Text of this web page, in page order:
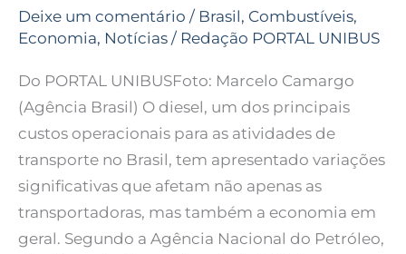
Deixe um comentário / Brasil, Combustíveis,
Economia, Notícias / Redação PORTAL UNIBUS
Do PORTAL UNIBUSFoto: Marcelo Camargo
(Agência Brasil) O diesel, um dos principais
custos operacionais para as atividades de
transporte no Brasil, tem apresentado variações
significativas que afetam não apenas as
transportadoras, mas também a economia em
geral. Segundo a Agência Nacional do Petróleo,